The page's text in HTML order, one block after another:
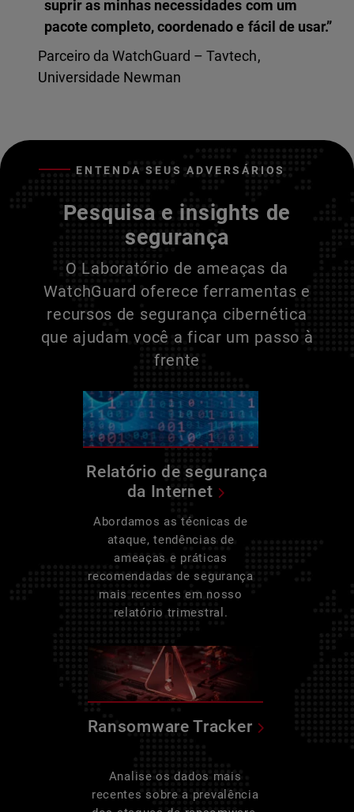
suprir as minhas necessidades com um
pacote completo, coordenado e fácil de usar.”
Parceiro da WatchGuard – Tavtech,
Universidade Newman
ENTENDA SEUS ADVERSÁRIOS
Pesquisa e insights de
segurança
O Laboratório de ameaças da
WatchGuard oferece ferramentas e
recursos de segurança cibernética
que ajudam você a ficar um passo à
frente
Relatório de segurança
da Internet
Abordamos as técnicas de
ataque, tendências de
ameaças e práticas
recomendadas de segurança
mais recentes em nosso
relatório trimestral.
Ransomware Tracker
Analise os dados mais
recentes sobre a prevalência